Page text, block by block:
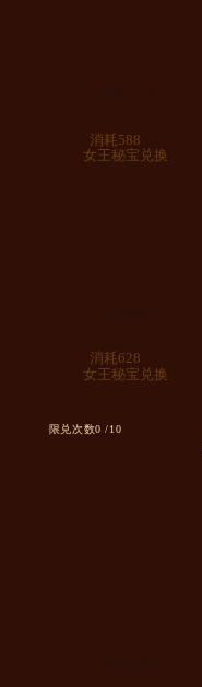
消耗588
女王秘宝兑换
消耗628
女王秘宝兑换
限兑次数0 /10